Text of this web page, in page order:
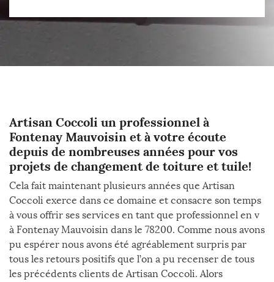
Artisan Coccoli un professionnel à
Fontenay Mauvoisin et à votre écoute
depuis de nombreuses années pour vos
projets de changement de toiture et tuile!
Cela fait maintenant plusieurs années que Artisan
Coccoli exerce dans ce domaine et consacre son temps
à vous offrir ses services en tant que professionnel en v
à Fontenay Mauvoisin dans le 78200. Comme nous avons
pu espérer nous avons été agréablement surpris par
tous les retours positifs que l’on a pu recenser de tous
les précédents clients de Artisan Coccoli. Alors